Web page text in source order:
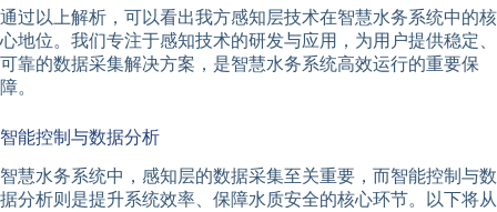
通过以上解析，可以看出我方感知层技术在智慧水务系统中的核
心地位。我们专注于感知技术的研发与应用，为用户提供稳定、
可靠的数据采集解决方案，是智慧水务系统高效运行的重要保
障。
智能控制与数据分析
智慧水务系统中，感知层的数据采集至关重要，而智能控制与数
据分析则是提升系统效率、保障水质安全的核心环节。以下将从